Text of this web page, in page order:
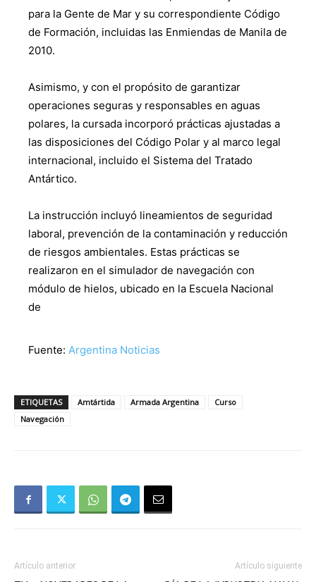
para la Gente de Mar y su correspondiente Código
de Formación, incluidas las Enmiendas de Manila de
2010.
Asimismo, y con el propósito de garantizar
operaciones seguras y responsables en aguas
polares, la cursada incorporó prácticas ajustadas a
las disposiciones del Código Polar y al marco legal
internacional, incluido el Sistema del Tratado
Antártico.
La instrucción incluyó lineamientos de seguridad
laboral, prevención de la contaminación y reducción
de riesgos ambientales. Estas prácticas se
realizaron en el simulador de navegación con
módulo de hielos, ubicado en la Escuela Nacional
de
Fuente: Argentina Noticias
ETIQUETAS Amtártida Armada Argentina
Curso
Navegación
Artículo anterior Artículo siguiente